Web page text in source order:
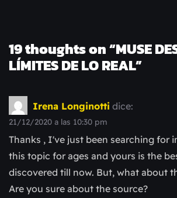
19 thoughts on “MUSE
LÍMITES DE LO REAL”
Irena Longinotti dice:
21/12/2020 a las 10:30 pm
Thanks , I've just been searching for
this topic for ages and yours is the
discovered till now. But, what about
Are you sure about the source?